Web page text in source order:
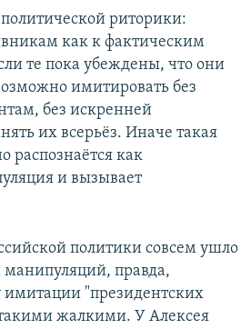
риторики:
как к фактическим
те пока убеждены, что они
имитировать без
без искренней
их всерьёз. Иначе такая
распознаётся как
и вызывает
политики совсем ушло
правда,
имитации "президентских
жалкими. У Алексея